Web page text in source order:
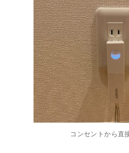
コンセントから直